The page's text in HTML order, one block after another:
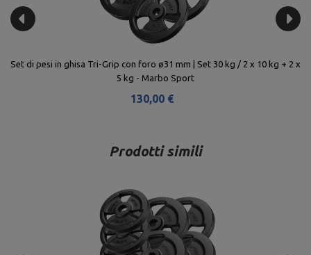
Peso in ghisa gommato 20 kg con foro ø31 mm MW-O20G-kier - Marbo
Sport
120,00 €
Prodotti simili